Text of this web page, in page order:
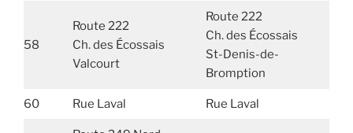
58
Route 222
Ch. des Écossais
Valcourt
Route 222
Ch. des Écossais
St-Denis-de-
Bromption
60 Rue Laval Rue Laval